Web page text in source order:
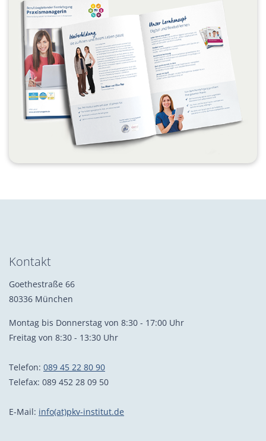
Kontakt
Goethestraße 66
80336 München
Montag bis Donnerstag von 8:30 - 17:00 Uhr
Freitag von 8:30 - 13:30 Uhr
Telefon: 089 45 22 80 90
Telefax: 089 452 28 09 50
E-Mail: info(at)pkv-institut.de